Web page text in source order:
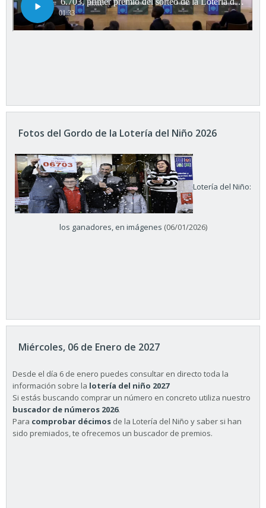
Fotos del Gordo de la Lotería del Niño 2026
Lotería del Niño:
los ganadores, en imágenes (06/01/2026)
Miércoles, 06 de Enero de 2027
Desde el día 6 de enero puedes consultar en directo toda la
información sobre la lotería del niño 2027
Si estás buscando comprar un número en concreto utiliza nuestro
buscador de números 2026.
Para comprobar décimos de la Lotería del Niño y saber si han
sido premiados, te ofrecemos un buscador de premios.